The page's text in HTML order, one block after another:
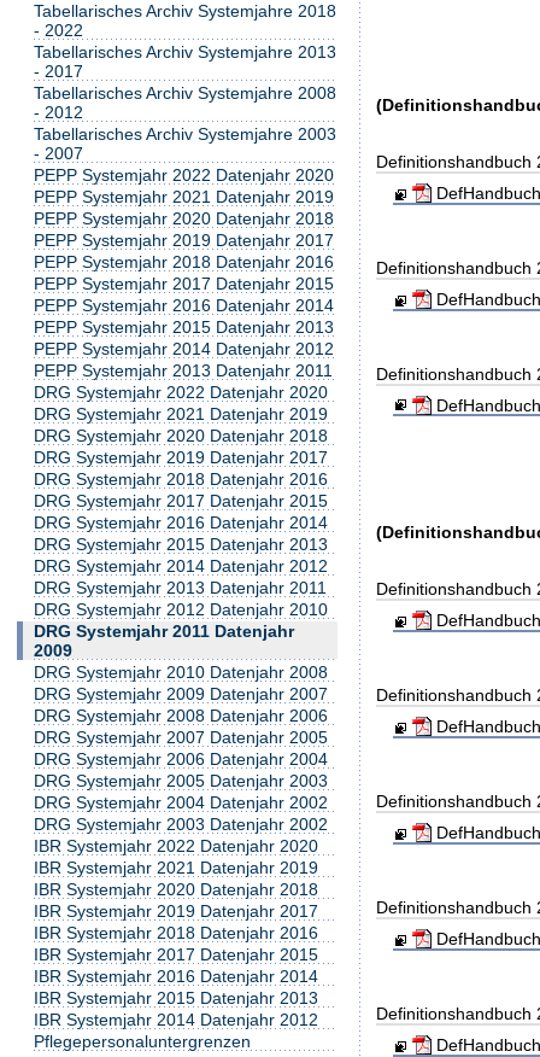
Definitionshandbuch
Definitionshandbuch
Definitionshandbuch
Definitionshandbuch
Definitionshandbuch
Definitionshandbuch
Definitionshandbuch
Definitionshandbuch
Tabellarisches Archiv Systemjahre 2018
- 2022
Tabellarisches Archiv Systemjahre 2013
- 2017
Tabellarisches Archiv Systemjahre 2008
- 2012
Tabellarisches Archiv Systemjahre 2003
- 2007
PEPP Systemjahr 2022 Datenjahr 2020
PEPP Systemjahr 2021 Datenjahr 2019
PEPP Systemjahr 2020 Datenjahr 2018
PEPP Systemjahr 2019 Datenjahr 2017
PEPP Systemjahr 2018 Datenjahr 2016
PEPP Systemjahr 2017 Datenjahr 2015
PEPP Systemjahr 2016 Datenjahr 2014
PEPP Systemjahr 2015 Datenjahr 2013
PEPP Systemjahr 2014 Datenjahr 2012
PEPP Systemjahr 2013 Datenjahr 2011
DRG Systemjahr 2022 Datenjahr 2020
DRG Systemjahr 2021 Datenjahr 2019
DRG Systemjahr 2020 Datenjahr 2018
DRG Systemjahr 2019 Datenjahr 2017
DRG Systemjahr 2018 Datenjahr 2016
DRG Systemjahr 2017 Datenjahr 2015
DRG Systemjahr 2016 Datenjahr 2014
DRG Systemjahr 2015 Datenjahr 2013
DRG Systemjahr 2014 Datenjahr 2012
DRG Systemjahr 2013 Datenjahr 2011
DRG Systemjahr 2012 Datenjahr 2010
DRG Systemjahr 2011 Datenjahr
2009
DRG Systemjahr 2010 Datenjahr 2008
DRG Systemjahr 2009 Datenjahr 2007
DRG Systemjahr 2008 Datenjahr 2006
DRG Systemjahr 2007 Datenjahr 2005
DRG Systemjahr 2006 Datenjahr 2004
DRG Systemjahr 2005 Datenjahr 2003
DRG Systemjahr 2004 Datenjahr 2002
DRG Systemjahr 2003 Datenjahr 2002
IBR Systemjahr 2022 Datenjahr 2020
IBR Systemjahr 2021 Datenjahr 2019
IBR Systemjahr 2020 Datenjahr 2018
IBR Systemjahr 2019 Datenjahr 2017
IBR Systemjahr 2018 Datenjahr 2016
IBR Systemjahr 2017 Datenjahr 2015
IBR Systemjahr 2016 Datenjahr 2014
IBR Systemjahr 2015 Datenjahr 2013
IBR Systemjahr 2014 Datenjahr 2012
Pflegepersonaluntergrenzen